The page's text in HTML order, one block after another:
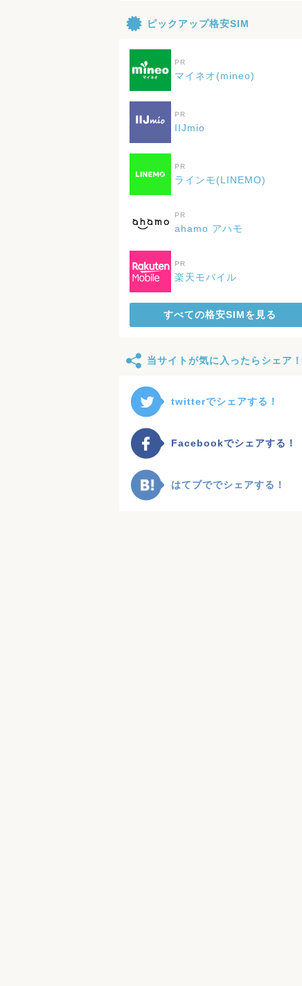
ピックアップ格安SIM
PR
マイネオ(mineo)
PR
IIJmio
PR
ラインモ(LINEMO)
PR
ahamo アハモ
PR
楽天モバイル
すべての格安SIMを見る
当サイトが気に入ったらシェア！
twitterでシェアする！
Facebookでシェアする！
はてブででシェアする！